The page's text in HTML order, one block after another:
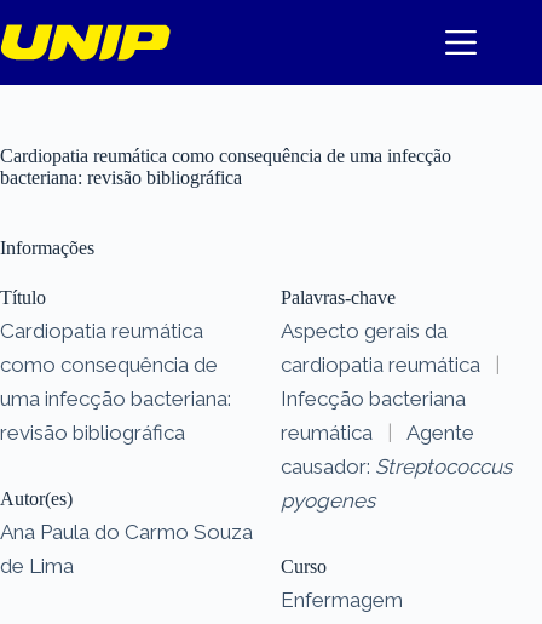
para
o
Cardiopatia reumática como consequência de uma infecção
bacteriana: revisão bibliográfica
Informações
Título
Cardiopatia reumática
como consequência de
uma infecção bacteriana:
revisão bibliográfica
Autor(es)
Ana Paula do Carmo Souza
de Lima
Palavras-chave
Aspecto gerais da
cardiopatia reumática
|
Infecção bacteriana
reumática
|
Agente
causador: Streptococcus
pyogenes
Curso
Enfermagem